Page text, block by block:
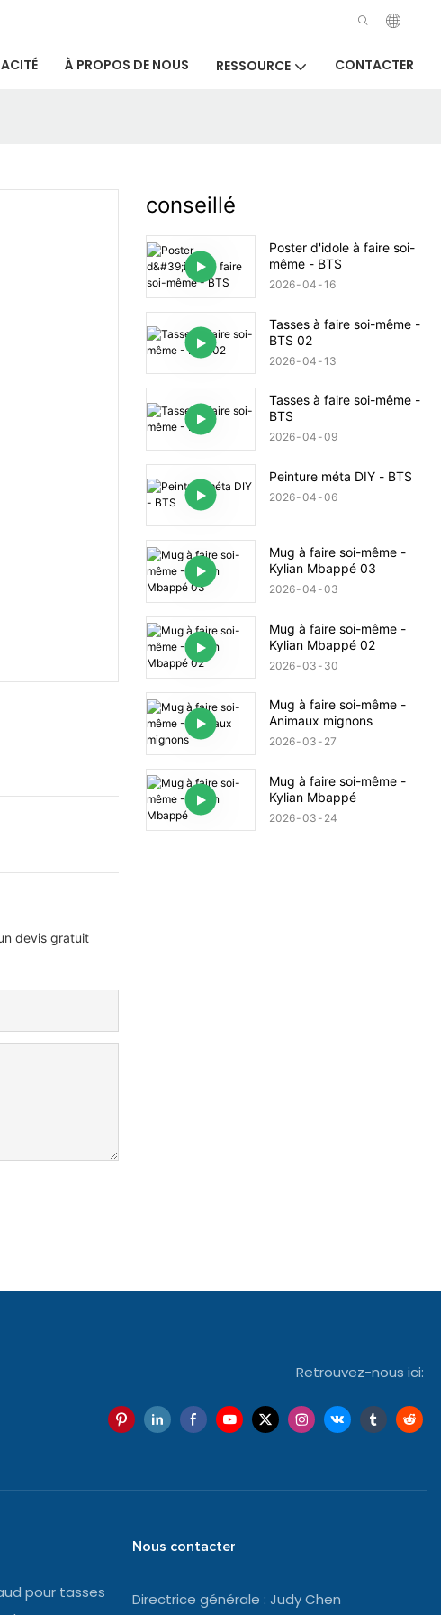
À PROPOS DE NOUS RESSOURCE CONTACTER
devis gratuit
conseillé
Poster d'idole à faire soi-
même - BTS
2026 04 16
Tasses à faire soi-même -
BTS 02
2026 04 13
Tasses à faire soi-même -
BTS
2026 04 09
Peinture méta DIY - BTS
2026 04 06
Mug à faire soi-même -
Kylian Mbappé 03
2026 04 03
Mug à faire soi-même -
Kylian Mbappé 02
2026 03 30
Mug à faire soi-même -
Animaux mignons
2026 03 27
Mug à faire soi-même -
Kylian Mbappé
2026 03 24
Retrouvez-nous ici:
pour tasses
Nous contacter
Directrice générale : Judy Chen